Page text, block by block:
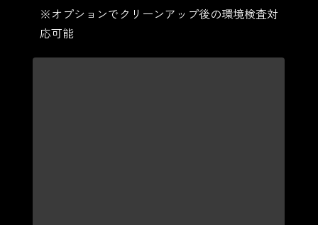
※オプションでクリーンアップ後の環境検査対
応可能